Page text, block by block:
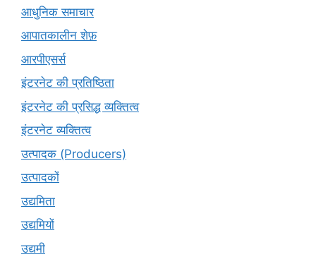
आधुनिक समाचार
आपातकालीन शेफ़
आरपीएसर्स
इंटरनेट की प्रतिष्ठिता
इंटरनेट की प्रसिद्ध व्यक्तित्व
इंटरनेट व्यक्तित्व
उत्पादक (Producers)
उत्पादकों
उद्यमिता
उद्यमियों
उद्यमी